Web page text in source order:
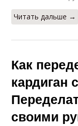
Читать дальше →
Как
кардиган
своими